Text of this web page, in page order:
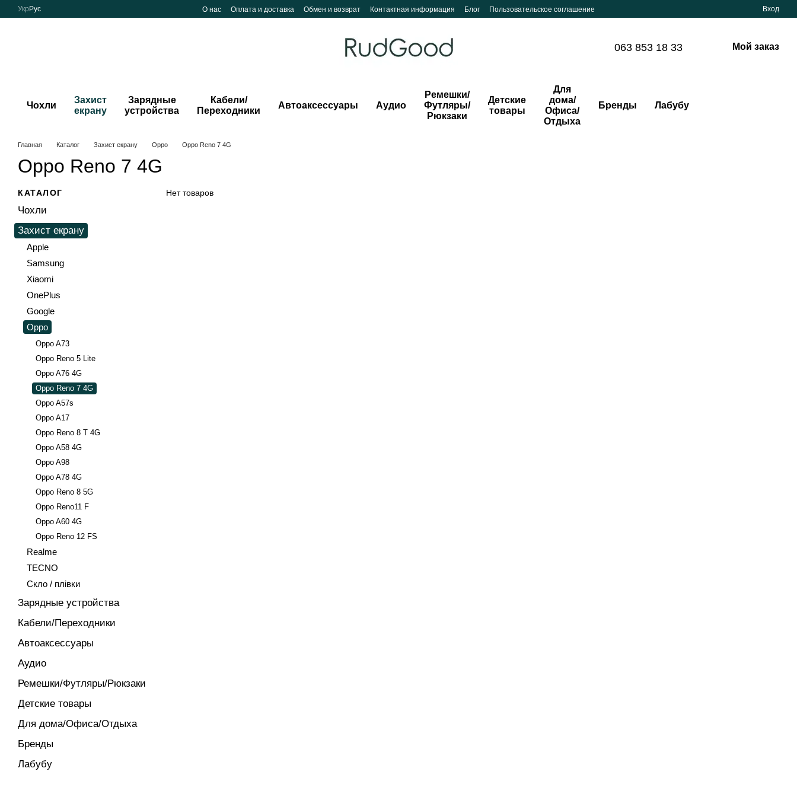
Перейти к основному контенту
Укр Рус О нас Оплата и доставка Обмен и возврат Контактная информация Блог Пользовательское соглашение Вход
063 853 18 33 Мой заказ
Чохли
Захист
екрану
Зарядные
устройства
Кабели/
Переходники
Автоаксессуары Аудио
Ремешки/
Футляры/
Рюкзаки
Детские
товары
Для
дома/
Офиса/
Отдыха
Бренды Лабубу
Главная Каталог Захист екрану Oppo Oppo Reno 7 4G
Oppo Reno 7 4G
Нет товаров
КАТАЛОГ
Чохли
Захист екрану
Apple
Samsung
Xiaomi
OnePlus
Google
Oppo
Oppo A73
Oppo Reno 5 Lite
Oppo A76 4G
Oppo Reno 7 4G
Oppo A57s
Oppo A17
Oppo Reno 8 T 4G
Oppo A58 4G
Oppo A98
Oppo A78 4G
Oppo Reno 8 5G
Oppo Reno11 F
Oppo A60 4G
Oppo Reno 12 FS
Realme
TECNO
Скло / плівки
Зарядные устройства
Кабели/Переходники
Автоаксессуары
Аудио
Ремешки/Футляры/Рюкзаки
Детские товары
Для дома/Офиса/Отдыха
Бренды
Лабубу